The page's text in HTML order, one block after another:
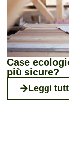
Case
più sicure?
Leggi